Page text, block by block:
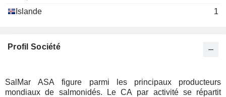
Islande
1
Profil Société
SalMar ASA figure parmi les principaux producteurs
mondiaux de salmonidés. Le CA par activité se répartit